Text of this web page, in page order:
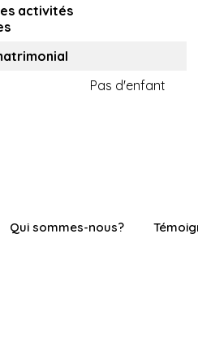
activités
Pas d'enfant
Qui sommes-nous?